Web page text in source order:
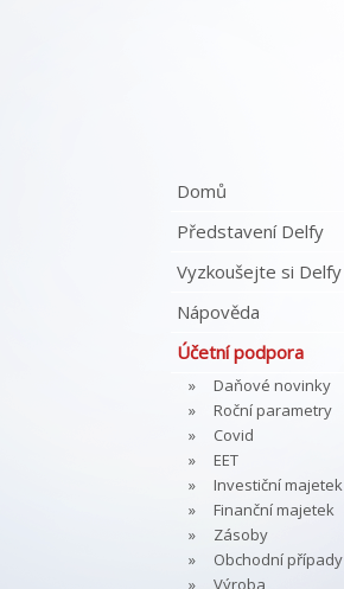
Domů
Představení Delfy
Vyzkoušejte si Delfy
Nápověda
Účetní podpora
Daňové novinky
Roční parametry
Covid
EET
Investiční majetek
Finanční majetek
Zásoby
Obchodní případy
Výroba